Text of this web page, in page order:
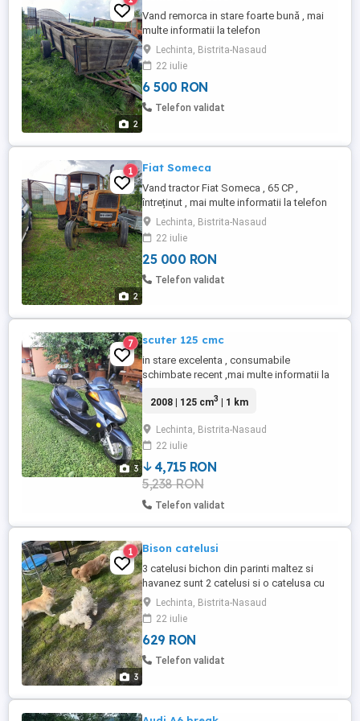
2
Vand remorca in stare foarte bună , mai
multe informatii la telefon
Lechinta, Bistrita-Nasaud
22 iulie
6 500 RON
Telefon validat
2
1 Fiat Someca
Vand tractor Fiat Someca , 65 CP ,
întreținut , mai multe informatii la telefon
sau schimb cu duba in stare buna de
functionare si acte la zi
Lechinta, Bistrita-Nasaud
22 iulie
25 000 RON
Telefon validat
3
7 scuter 125 cmc
in stare excelenta , consumabile
schimbate recent ,mai multe informatii la
2008 | 125 cm3 | 1 km
Lechinta, Bistrita-Nasaud
22 iulie
4,715 RON
5,238 RON
Telefon validat
3
1 Bison catelusi
3 catelusi bichon din parinti maltez si
havanez sunt 2 catelusi si o catelusa cu
vaccinurile facute si perfect sanatosi
Lechinta, Bistrita-Nasaud
22 iulie
629 RON
Telefon validat